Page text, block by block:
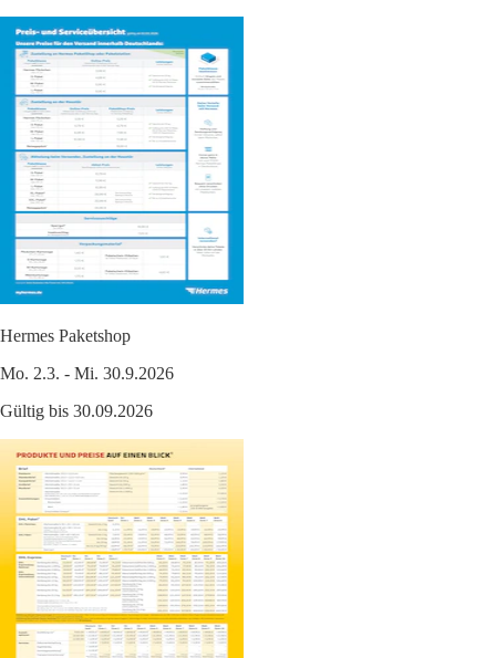
Hermes Paketshop
Mo. 2.3. - Mi. 30.9.2026
Gültig bis 30.09.2026